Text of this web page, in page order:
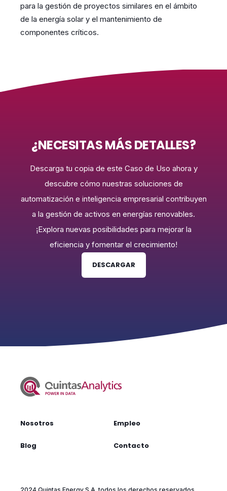
para la gestión de proyectos similares en el ámbito
de la energía solar y el mantenimiento de
componentes críticos.
¿NECESITAS MÁS DETALLES?
Descarga tu copia de este Caso de Uso ahora y
descubre cómo nuestras soluciones de
automatización e inteligencia empresarial contribuyen
a la gestión de activos en energías renovables.
¡Explora nuevas posibilidades para mejorar la
eficiencia y fomentar el crecimiento!
DESCARGAR
Nosotros Empleo
Blog Contacto